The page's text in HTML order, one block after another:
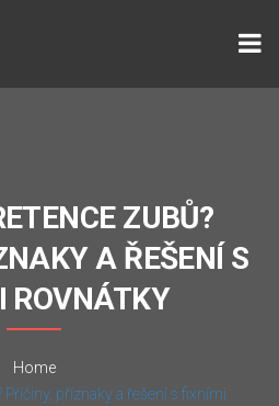
ZUBŮ?
A ŘEŠENÍ S
ROVNÁTKY
Home
Příčiny, příznaky a řešení s fixními